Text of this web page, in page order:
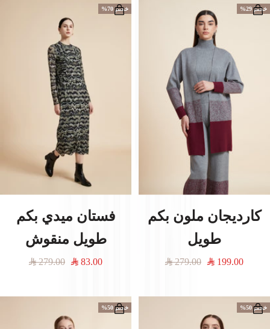
خصم 29%
كارديجان ملون بكم
طويل
السعر
199.00
السعر
279.00
خصم 70%
فستان ميدي بكم
طويل منقوش
السعر
83.00
السعر
279.00
خصم 50% خصم 50%